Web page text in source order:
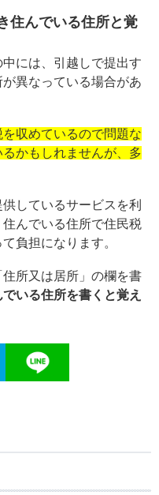
住んでいる住所と覚
には、引越しで提出す
異なっている場合があ
を収めているので問題な
かもしれませんが、多
しているサービスを利
んでいる住所で住民税
負担になります。
所又は居所」の欄を書
いる住所を書くと覚え